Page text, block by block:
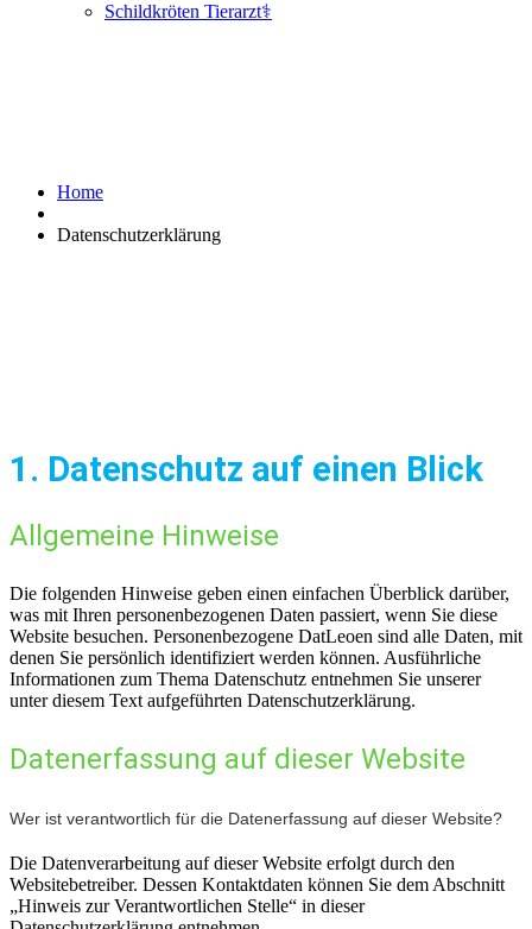
Schildkröten Tierarzt⚕️
Home
Datenschutzerklärung
1. Datenschutz auf einen Blick
Allgemeine Hinweise
Die folgenden Hinweise geben einen einfachen Überblick darüber,
was mit Ihren personenbezogenen Daten passiert, wenn Sie diese
Website besuchen. Personenbezogene DatLeoen sind alle Daten, mit
denen Sie persönlich identifiziert werden können. Ausführliche
Informationen zum Thema Datenschutz entnehmen Sie unserer
unter diesem Text aufgeführten Datenschutzerklärung.
Datenerfassung auf dieser Website
Wer ist verantwortlich für die Datenerfassung auf dieser Website?
Die Datenverarbeitung auf dieser Website erfolgt durch den
Websitebetreiber. Dessen Kontaktdaten können Sie dem Abschnitt
„Hinweis zur Verantwortlichen Stelle“ in dieser